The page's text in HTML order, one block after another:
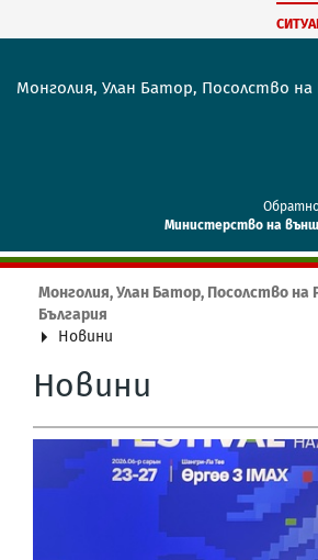
Монголия, Улан Батор, Посолство на
Mинистерство на
Монголия, Улан Батор, Посолство на
България
Новини
Новини